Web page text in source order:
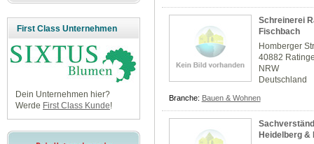
First Class Unternehmen
Dein Unternehmen hier?
Werde First Class Kunde!
Schreinerei
Fischbach
Homberger
40882
NRW
Deutschland
Branche: Bauen & Wohnen
Heidelberg &